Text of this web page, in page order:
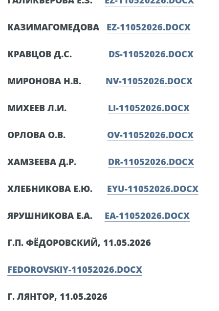
КАЗИМАГОМЕДОВА EZ-11052026.DOCX
КРАВЦОВ Д.С. DS-11052026.DOCX
МИРОНОВА Н.В. NV-11052026.DOCX
МИХЕЕВ Л.И. LI-11052026.DOCX
ОРЛОВА О.В. OV-11052026.DOCX
ХАМЗЕЕВА Д.Р. DR-11052026.DOCX
ХЛЕБНИКОВА Е.Ю. EYU-11052026.DOCX
ЯРУШНИКОВА Е.А. EA-11052026.DOCX
Г.П. ФЁДОРОВСКИЙ, 11.05.2026
FEDOROVSKIY-11052026.DOCX
Г. ЛЯНТОР, 11.05.2026